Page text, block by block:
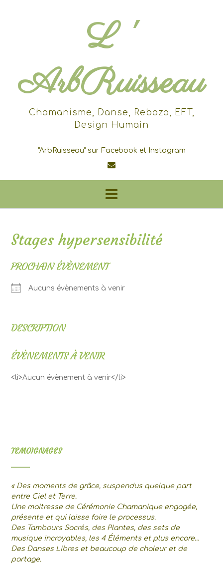
L '
ArbRuisseau
Chamanisme, Danse, Rebozo, EFT,
Design Humain
"ArbRuisseau" sur Facebook et Instagram
Stages hypersensibilité
PROCHAIN ÉVÈNEMENT
Aucuns évènements à venir
DESCRIPTION
ÉVÈNEMENTS À VENIR
<li>Aucun évènement à venir</li>
TEMOIGNAGES
« Des moments de grâce, suspendus quelque part
entre Ciel et Terre.
Une maitresse de Cérémonie Chamanique engagée,
présente et qui laisse faire le processus.
Des Tambours Sacrés, des Plantes, des sets de
musique incroyables, les 4 Éléments et plus encore…
Des Danses Libres et beaucoup de chaleur et de
partage.